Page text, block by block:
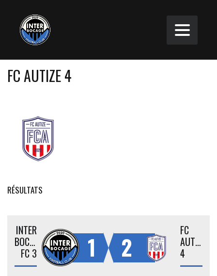
FC AUTIZE 4
RÉSULTATS
1
INTER
BOCAGE
FC 3
2
FC
AUTIZE
4